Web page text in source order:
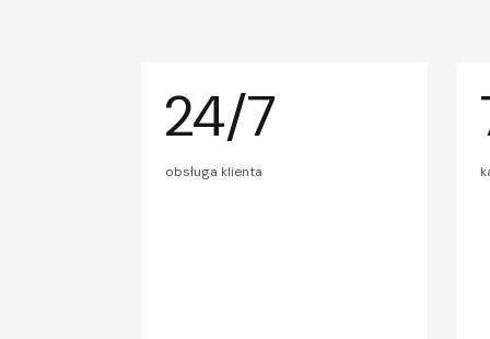
24/7
obsługa klienta